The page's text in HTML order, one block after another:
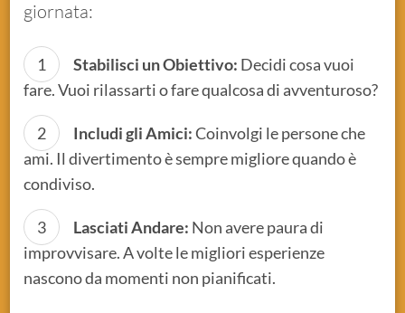
giornata:
Stabilisci un Obiettivo: Decidi cosa vuoi
fare. Vuoi rilassarti o fare qualcosa di avventuroso?
Includi gli Amici:Coinvolgi le persone che
ami. Il divertimento è sempre migliore quando è
condiviso.
Lasciati Andare: Non avere paura di
improvvisare. A volte le migliori esperienze
nascono da momenti non pianificati.